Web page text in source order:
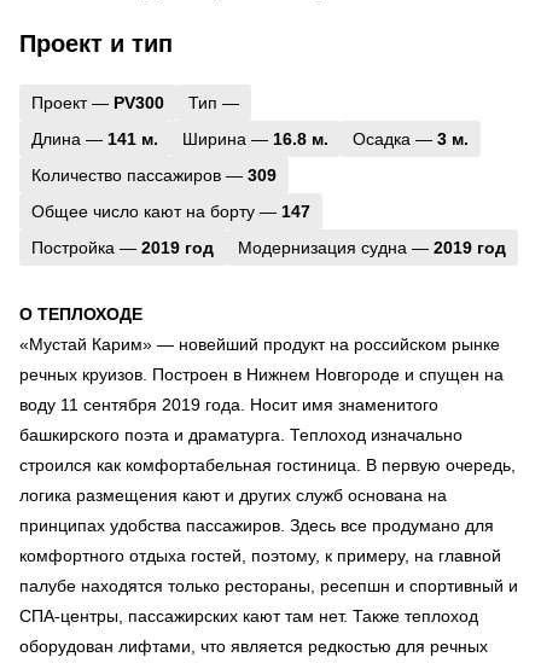
Проект и тип
Проект — PV300
Тип —
Длина — 141 м. Ширина — 16.8 м. Осадка — 3 м.
Количество пассажиров — 309
Общее число кают на борту — 147
Постройка — 2019 год Модернизация судна — 2019 год
О ТЕПЛОХОДЕ
«Мустай Карим» — новейший продукт на российском рынке
речных круизов. Построен в Нижнем Новгороде и спущен на
воду 11 сентября 2019 года. Носит имя знаменитого
башкирского поэта и драматурга. Теплоход изначально
строился как комфортабельная гостиница. В первую очередь,
логика размещения кают и других служб основана на
принципах удобства пассажиров. Здесь все продумано для
комфортного отдыха гостей, поэтому, к примеру, на главной
палубе находятся только рестораны, ресепшн и спортивный и
СПА-центры, пассажирских кают там нет. Также теплоход
оборудован лифтами, что является редкостью для речных